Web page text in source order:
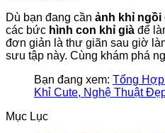
Dù bạn đang cần ảnh khỉ
các bức hình con khỉ già để
đơn giản là thư giãn sau giờ
sưu tập này. Cùng khám phá
Bạn đang xem: Tổng
Khỉ Cute, Nghệ Thuật
Mục Lục